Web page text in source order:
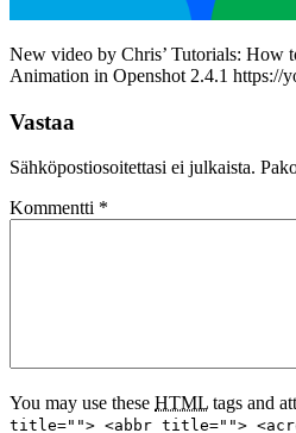
New video by Chris’ Tutorials: How
Animation in Openshot 2.4.1
Vastaa
Sähköpostiosoitettasi ei julkaista.
Kommentti *
You may use these HTML tags and
title=""> <abbr title="">